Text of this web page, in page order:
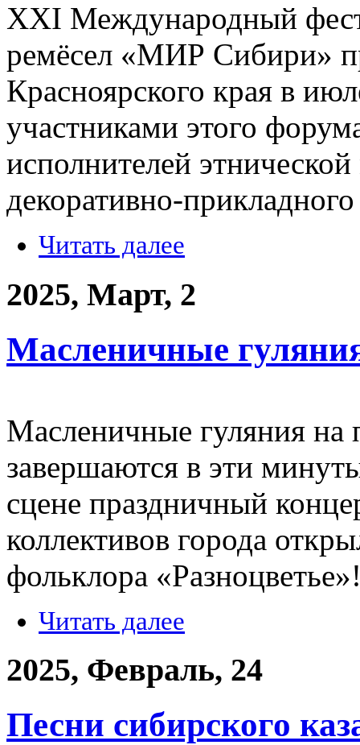
XXI Международный
ремёсел «МИР Сибири»
Красноярского края в
участниками этого
исполнителей
декоративно-
Читать далее
2025, Март, 2
Масленичные
Масленичные гуляния
завершаются в эти
сцене праздничный
коллективов города
фольклора
Читать далее
2025, Февраль, 24
Песни сибирского